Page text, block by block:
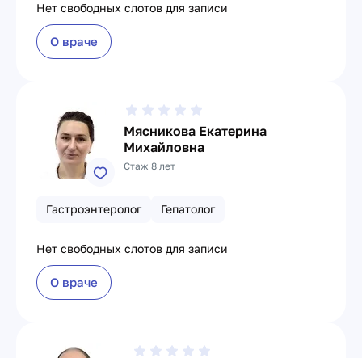
Нет свободных слотов для записи
О враче
Мясникова Екатерина
Михайловна
Стаж 8 лет
Гастроэнтеролог Гепатолог
Нет свободных слотов для записи
О враче